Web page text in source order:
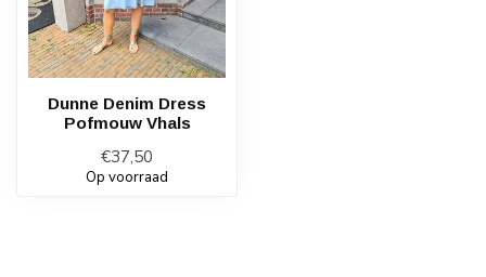
Dunne Denim Dress
Pofmouw Vhals
€37,50
Op voorraad